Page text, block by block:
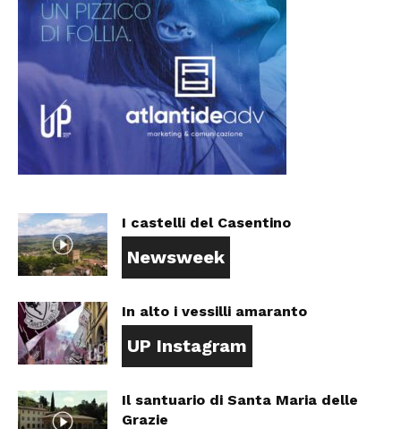
I castelli del Casentino
Newsweek
In alto i vessilli amaranto
UP Instagram
Il santuario di Santa Maria delle
Grazie